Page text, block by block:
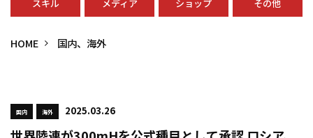
スキル メディア ショップ その他
HOME 国内、海外
国内 海外 2025.03.26